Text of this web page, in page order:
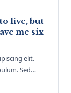
live, but
me six
elit.
Sed…